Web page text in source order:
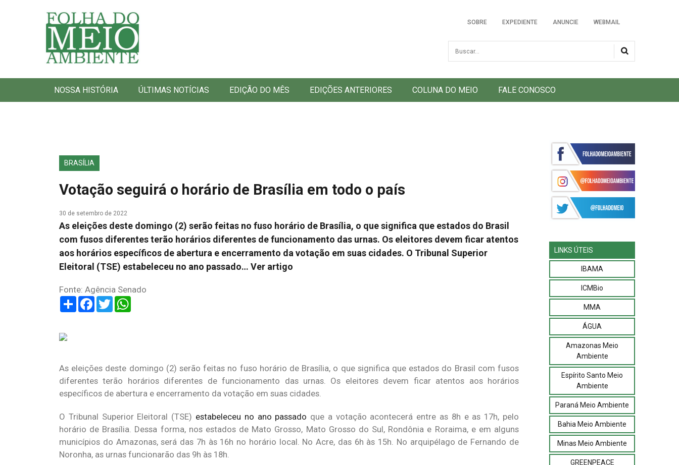
Folha do Meio Ambiente
SOBRE EXPEDIENTE ANUNCIE WEBMAIL
Busca
NOSSA HISTÓRIA ÚLTIMAS NOTÍCIAS EDIÇÃO DO MÊS EDIÇÕES ANTERIORES COLUNA DO MEIO FALE CONOSCO
BRASÍLIA
Votação seguirá o horário de Brasília em todo o país
30 de setembro de 2022
As eleições deste domingo (2) serão feitas no fuso horário de Brasília, o que significa que estados do Brasil
com fusos diferentes terão horários diferentes de funcionamento das urnas. Os eleitores devem ficar atentos
aos horários específicos de abertura e encerramento da votação em suas cidades. O Tribunal Superior
Eleitoral (TSE) estabeleceu no ano passado… Ver artigo
Fonte: Agência Senado
ShareFacebook
Twitter
As eleições deste domingo (2) serão feitas no fuso horário de Brasília, o que significa que estados do Brasil com fusos
diferentes terão horários diferentes de funcionamento das urnas. Os eleitores devem ficar atentos aos horários
específicos de abertura e encerramento da votação em suas cidades.
O Tribunal Superior Eleitoral (TSE) estabeleceu no ano passado que a votação acontecerá entre as 8h e as 17h, pelo
horário de Brasília. Dessa forma, nos estados de Mato Grosso, Mato Grosso do Sul, Rondônia e Roraima, e em alguns
municípios do Amazonas, será das 7h às 16h no horário local. No Acre, das 6h às 15h. No arquipélago de Fernando de
Noronha, as urnas funcionarão das 9h às 18h.
LINKS ÚTEIS
IBAMA
ICMBio
MMA
ÁGUA
Amazonas Meio
Ambiente
Espírito Santo Meio
Ambiente
Paraná Meio Ambiente
Bahia Meio Ambiente
Minas Meio Ambiente
GREENPEACE